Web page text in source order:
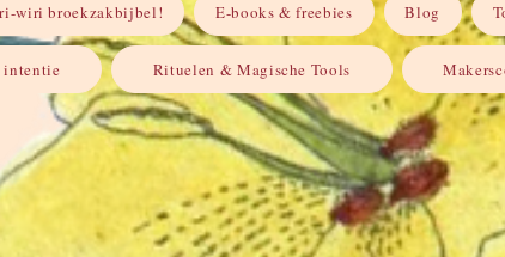
wiri broekzakbijbel! E-books & freebies Blog
intentie Rituelen & Magische Tools